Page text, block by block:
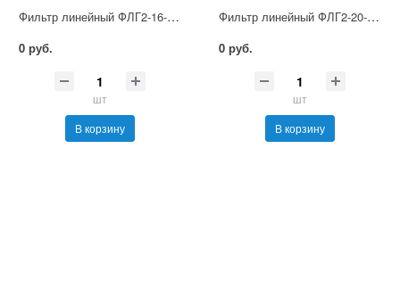
Фильтр линейный ФЛГ2-16-160
0 руб.
шт
В корзину
Фильтр линейный ФЛГ2-20-250
0 руб.
шт
В корзину